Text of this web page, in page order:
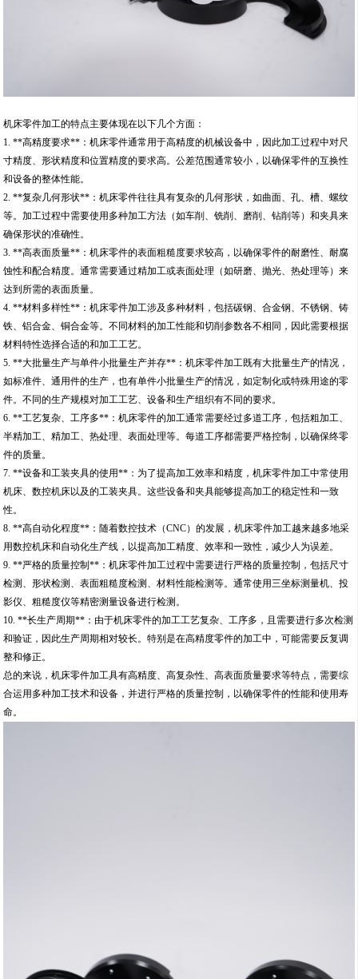
机床零件加工的特点主要体现在以下几个方面：
1. **高精度要求**：机床零件通常用于高精度的机械设备中，因此加工过程中对尺
寸精度、形状精度和位置精度的要求高。公差范围通常较小，以确保零件的互换性
和设备的整体性能。
2. **复杂几何形状**：机床零件往往具有复杂的几何形状，如曲面、孔、槽、螺纹
等。加工过程中需要使用多种加工方法（如车削、铣削、磨削、钻削等）和夹具来
确保形状的准确性。
3. **高表面质量**：机床零件的表面粗糙度要求较高，以确保零件的耐磨性、耐腐
蚀性和配合精度。通常需要通过精加工或表面处理（如研磨、抛光、热处理等）来
达到所需的表面质量。
4. **材料多样性**：机床零件加工涉及多种材料，包括碳钢、合金钢、不锈钢、铸
铁、铝合金、铜合金等。不同材料的加工性能和切削参数各不相同，因此需要根据
材料特性选择合适的和加工工艺。
5. **大批量生产与单件小批量生产并存**：机床零件加工既有大批量生产的情况，
如标准件、通用件的生产，也有单件小批量生产的情况，如定制化或特殊用途的零
件。不同的生产规模对加工工艺、设备和生产组织有不同的要求。
6. **工艺复杂、工序多**：机床零件的加工通常需要经过多道工序，包括粗加工、
半精加工、精加工、热处理、表面处理等。每道工序都需要严格控制，以确保终零
件的质量。
7. **设备和工装夹具的使用**：为了提高加工效率和精度，机床零件加工中常使用
机床、数控机床以及的工装夹具。这些设备和夹具能够提高加工的稳定性和一致
性。
8. **高自动化程度**：随着数控技术（CNC）的发展，机床零件加工越来越多地采
用数控机床和自动化生产线，以提高加工精度、效率和一致性，减少人为误差。
9. **严格的质量控制**：机床零件加工过程中需要进行严格的质量控制，包括尺寸
检测、形状检测、表面粗糙度检测、材料性能检测等。通常使用三坐标测量机、投
影仪、粗糙度仪等精密测量设备进行检测。
10. **长生产周期**：由于机床零件的加工工艺复杂、工序多，且需要进行多次检测
和验证，因此生产周期相对较长。特别是在高精度零件的加工中，可能需要反复调
整和修正。
总的来说，机床零件加工具有高精度、高复杂性、高表面质量要求等特点，需要综
合运用多种加工技术和设备，并进行严格的质量控制，以确保零件的性能和使用寿
命。